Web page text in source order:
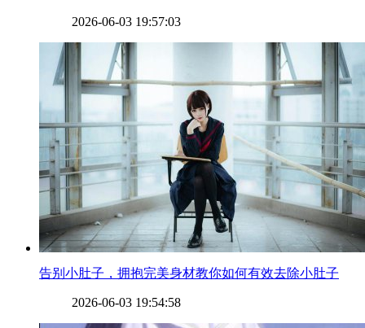
2026-06-03 19:57:03
​告别小肚子，拥抱完美身材教你如何有效去除小肚子
2026-06-03 19:54:58